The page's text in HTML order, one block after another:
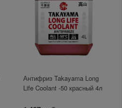
Антифриз Takayama Long
Life Coolant -50 красный 4л